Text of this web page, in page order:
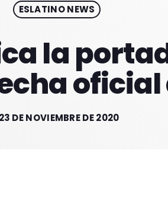
ESLATINO NEWS
la
23 DE NOVIEMBRE DE 2020